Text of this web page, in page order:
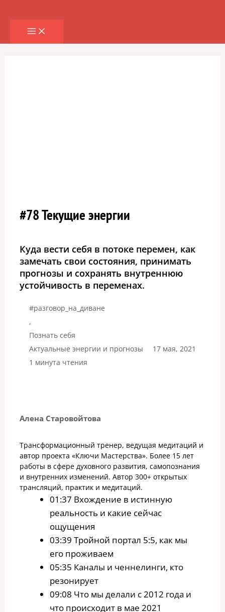
содержимому
#78 Текущие энергии
Куда вести себя в потоке перемен, как
замечать свои состояния, принимать
прогнозы и сохранять внутреннюю
устойчивость в переменах.
#разговор_на_диване
,
Познать себя
Актуальные энергии и прогнозы
17 мая, 2021
1 минута чтения
Алена Старовойтова
Трансформационный тренер, ведущая медитаций и
автор проекта «Ключи Мастерства». Более 15 лет
работы в сфере духовного развития, самопознания
и внутренних изменений. Автор 300+ открытых
трансляций, практик и медитаций.
01:37 Вхождение в истинную
реальность и какие сейчас
ощущения
03:39 Тройной портал 5:5, как мы
его проживаем
05:35 Каналы и ченнелинги, кто
резонирует
09:08 Что мы делали с 2012 года и
что происходит в мае 2021